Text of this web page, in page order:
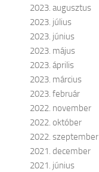
2023. augusztus
2023. július
2023. június
2023. május
2023. április
2023. március
2023. február
2022. november
2022. október
2022. szeptember
2021. december
2021. június